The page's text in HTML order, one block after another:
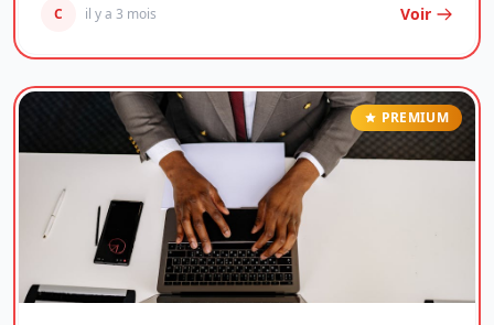
C il y a 3 mois Voir
PREMIUM